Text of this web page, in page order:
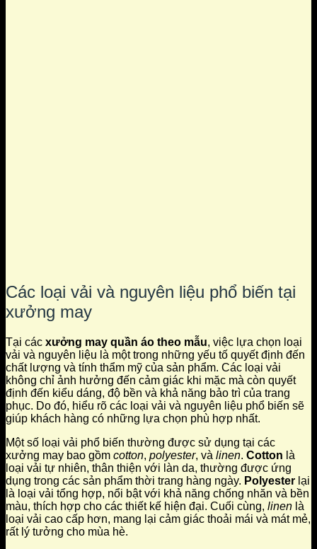
Các loại vải và nguyên liệu phổ biến tại
xưởng may
Tại các xưởng may quần áo theo mẫu, việc lựa chọn loại
vải và nguyên liệu là một trong những yếu tố quyết định đến
chất lượng và tính thẩm mỹ của sản phẩm. Các loại vải
không chỉ ảnh hưởng đến cảm giác khi mặc mà còn quyết
định đến kiểu dáng, độ bền và khả năng bảo trì của trang
phục. Do đó, hiểu rõ các loại vải và nguyên liệu phổ biến sẽ
giúp khách hàng có những lựa chọn phù hợp nhất.
Một số loại vải phổ biến thường được sử dụng tại các
xưởng may bao gồm cotton, polyester, và linen. Cotton là
loại vải tự nhiên, thân thiện với làn da, thường được ứng
dụng trong các sản phẩm thời trang hàng ngày. Polyester lại
là loại vải tổng hợp, nổi bật với khả năng chống nhăn và bền
màu, thích hợp cho các thiết kế hiện đại. Cuối cùng, linen là
loại vải cao cấp hơn, mang lại cảm giác thoải mái và mát mẻ,
rất lý tưởng cho mùa hè.